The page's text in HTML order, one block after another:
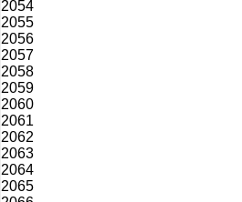
2054
2055
2056
2057
2058
2059
2060
2061
2062
2063
2064
2065